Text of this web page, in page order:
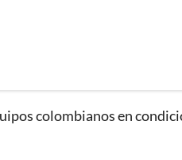
colombianos en